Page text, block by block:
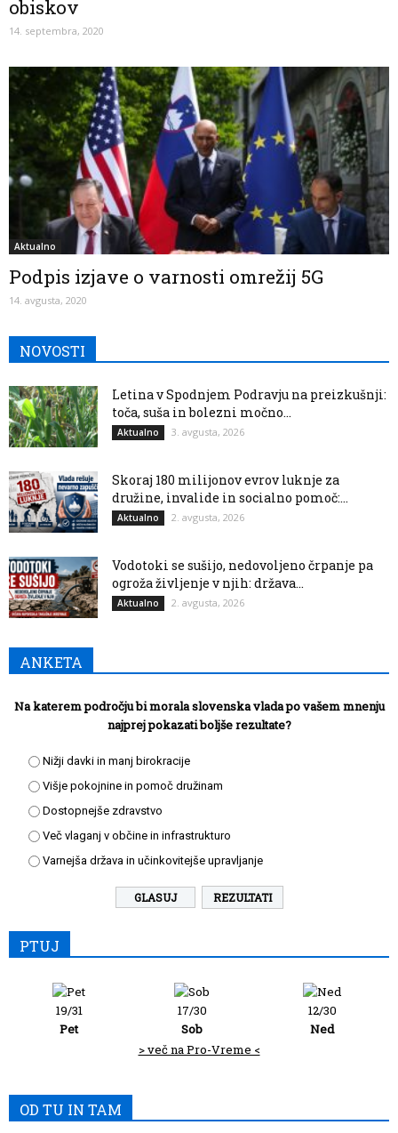
obiskov
14. septembra, 2020
Aktualno
Podpis izjave o varnosti omrežij 5G
14. avgusta, 2020
NOVOSTI
Letina v Spodnjem Podravju na preizkušnji:
toča, suša in bolezni močno...
Aktualno 3. avgusta, 2026
Skoraj 180 milijonov evrov luknje za
družine, invalide in socialno pomoč:...
Aktualno 2. avgusta, 2026
Vodotoki se sušijo, nedovoljeno črpanje pa
ogroža življenje v njih: država...
Aktualno 2. avgusta, 2026
ANKETA
Na katerem področju bi morala slovenska vlada po vašem mnenju
najprej pokazati boljše rezultate?
Nižji davki in manj birokracije
Višje pokojnine in pomoč družinam
Dostopnejše zdravstvo
Več vlaganj v občine in infrastrukturo
Varnejša država in učinkovitejše upravljanje
REZULTATI
PTUJ
19/31
Pet
17/30
Sob
12/30
Ned
> več na Pro-Vreme <
OD TU IN TAM